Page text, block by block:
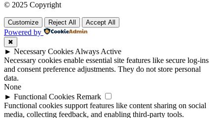
© 2025 Copyright
Customize Reject All Accept All
Powered by
✖
► Necessary Cookies Always Active
Necessary cookies enable essential site features like secure log-ins
and consent preference adjustments. They do not store personal
data.
None
► Functional Cookies Remark
Functional cookies support features like content sharing on social
media, collecting feedback, and enabling third-party tools.